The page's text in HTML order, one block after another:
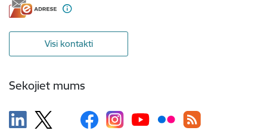
Visi kontakti
Sekojiet mums